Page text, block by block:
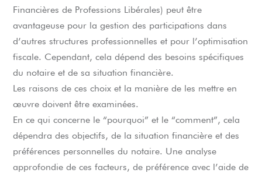
Financières de Professions Libérales) peut être
avantageuse pour la gestion des participations dans
d’autres structures professionnelles et pour l’optimisation
fiscale. Cependant, cela dépend des besoins spécifiques
du notaire et de sa situation financière.
Les raisons de ces choix et la manière de les mettre en
œuvre doivent être examinées.
En ce qui concerne le “pourquoi” et le “comment”, cela
dépendra des objectifs, de la situation financière et des
préférences personnelles du notaire. Une analyse
approfondie de ces facteurs, de préférence avec l’aide de